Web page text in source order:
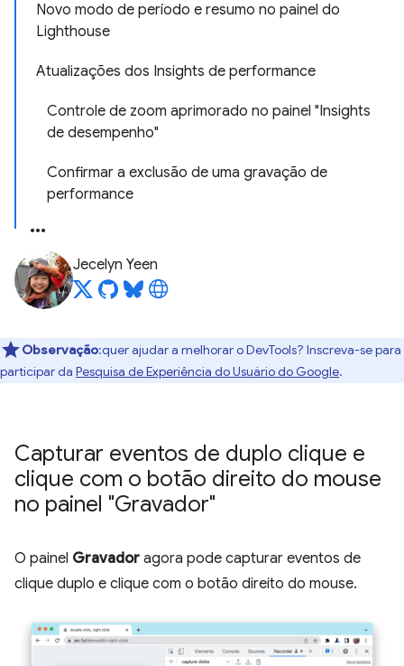
Novo modo de período e resumo no painel do
Lighthouse
Atualizações dos Insights de performance
Controle de zoom aprimorado no painel "Insights
de desempenho"
Confirmar a exclusão de uma gravação de
performance
Jecelyn Yeen
Observação:quer ajudar a melhorar o DevTools? Inscreva-se para
participar da Pesquisa de Experiência do Usuário do Google.
Capturar eventos de duplo clique e
clique com o botão direito do mouse
no painel "Gravador"
O painel Gravador agora pode capturar eventos de
clique duplo e clique com o botão direito do mouse.